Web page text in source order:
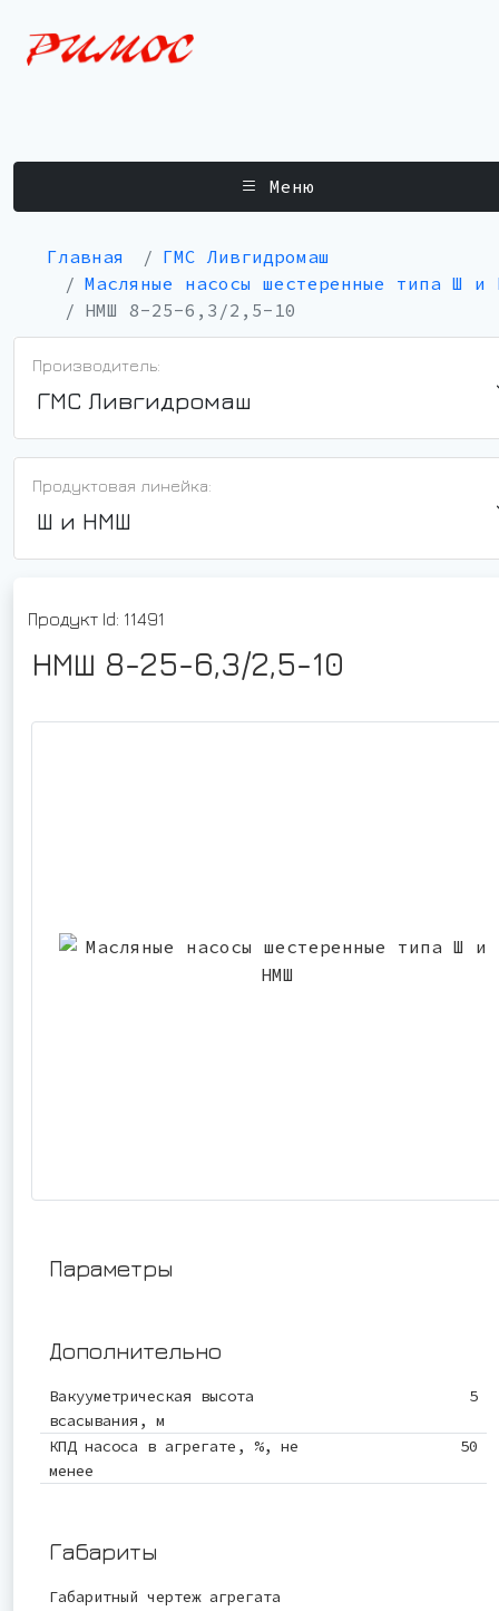
Меню
Главная
ГМС Ливгидромаш
Масляные насосы шестеренные типа Ш и
НМШ 8-25-6,3/2,5-10
Производитель:
ГМС Ливгидромаш
Продуктовая линейка:
Ш и НМШ
Продукт Id: 11491
НМШ 8-25-6,3/2,5-10
Параметры
Дополнительно
Вакууметрическая высота
всасывания, м
5
КПД насоса в агрегате, %, не
менее
50
Габариты
Габаритный чертеж агрегата